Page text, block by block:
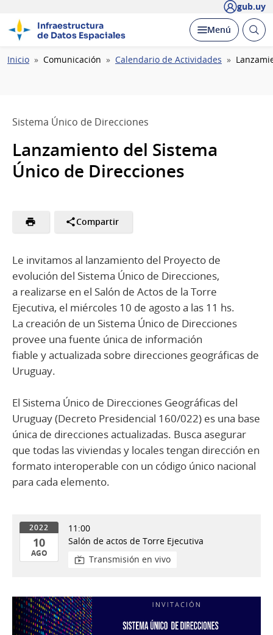
gub.uy
Infraestructura
de Datos Espaciales
Desplegar
Menú Abrir
Ruta
Inicio Comunicación Calendario de Actividades
Sistema Único de Direcciones
Lanzamiento del Sistema
Único de Direcciones
Compartir
Le invitamos al lanzamiento del Proyecto de
evolución del Sistema Único de Direcciones,
a realizarse en el Salón de Actos de la Torre
Ejecutiva, el miércoles 10 de agosto a las 11 hs.
La creación de un Sistema Único de Direcciones
provee una fuente única de información
fiable y actualizada sobre direcciones geográficas de
Uruguay.
El Sistema Único de Direcciones Geográficas del
Uruguay (Decreto Presidencial 160/022) es una base
única de direcciones actualizadas. Busca asegurar
que todas las viviendas y locales tengan dirección en
formato interoperable con un código único nacional
para cada elemento.
2022
10
AGO
Ago
del
2022
11:00
Salón de actos de Torre Ejecutiva
Transmisión en vivo